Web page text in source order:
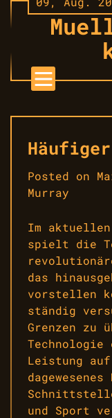
Skip
to
Posted on
Murray
Im
spielt die
das
vorstellen
ständig
Grenzen zu
Leistung
und Sport